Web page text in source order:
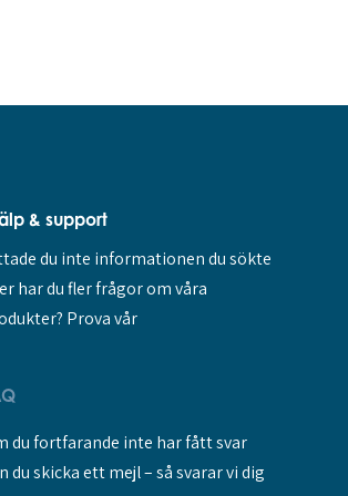
& support
du inte informationen du sökte
har du fler frågor om våra
Prova vår
du fortfarande inte har fått svar
du skicka ett mejl – så svarar vi dig